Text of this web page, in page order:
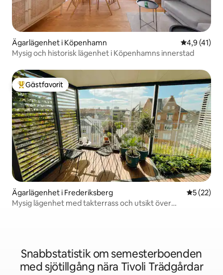
Ägarlägenhet i Köpenhamn 4,9 av 5 i
4,9 (41)
Mysig och historisk lägenhet i Köpenhamns innerstad
Populär gästfavorit
Gästfavorit
Ägarlägenhet i Frederiksberg 5 av 5 i
5 (22)
Mysig lägenhet med takterrass och utsikt över
Snabbstatistik om semesterboenden
med sjötillgång nära Tivoli Trädgårdar